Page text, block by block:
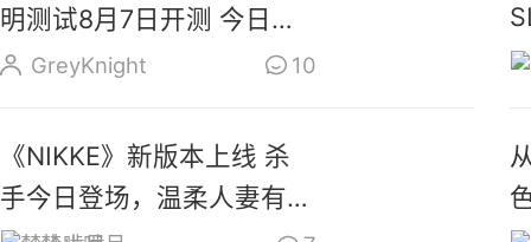
明测试8月7日开测 今日开
启预载
GreyKnight 10
《NIKKE》新版本上线 杀
手今日登场，温柔人妻有容